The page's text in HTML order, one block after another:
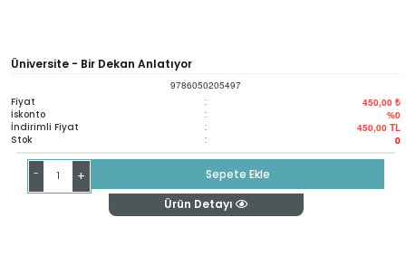
Üniversite - Bir Dekan Anlatıyor
9786050205497
Fiyat : 450,00 ₺
İskonto : %0
İndirimli Fiyat : 450,00 TL
Stok : 0
- +
Sepete Ekle
Ürün Detayı